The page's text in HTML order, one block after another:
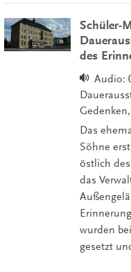
Schüler-
des
Audio:
Das
Söhne
östlich
das
wurden
gesetzt